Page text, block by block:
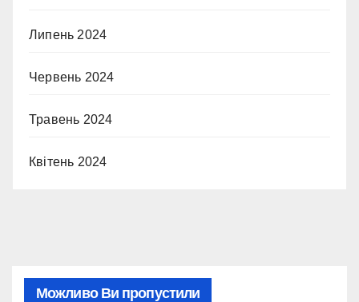
Липень 2024
Червень 2024
Травень 2024
Квітень 2024
Можливо Ви пропустили